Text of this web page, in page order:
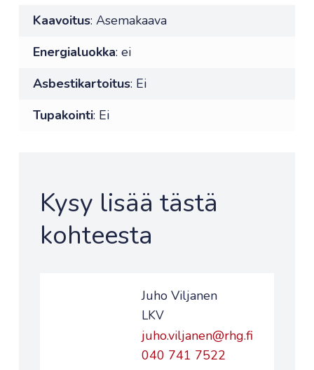
Kaavoitus: Asemakaava
Energialuokka: ei
Asbestikartoitus: Ei
Tupakointi: Ei
Kysy lisää tästä
kohteesta
Juho Viljanen
LKV
juho.viljanen@rhg.fi
040 741 7522